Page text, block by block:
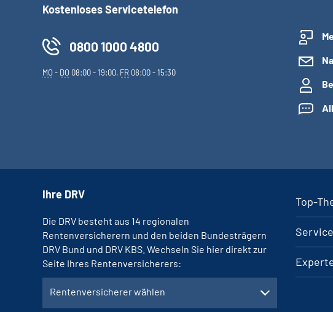
Kostenloses Servicetelefon
0800 1000 4800
MO- DO 08:00 - 19:00, FR 08:00 - 15:30
Top-
Ihre DRV
Die DRV besteht aus 14 regionalen
Rentenversicherern und den beiden Bundesträgern
DRV Bund und DRV KBS. Wechseln Sie hier direkt zur
Seite Ihres Rentenversicherers:
Rentenversicherer wählen